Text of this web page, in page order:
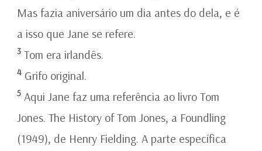
Mas fazia aniversário um dia antes do dela, e é
a isso que Jane se refere.
3 Tom era irlandês.
4 Grifo original.
5 Aqui Jane faz uma referência ao livro Tom
Jones. The History of Tom Jones, a Foundling
(1949), de Henry Fielding. A parte específica